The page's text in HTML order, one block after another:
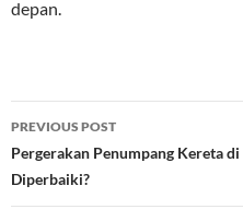
depan.
Post
navigation
PREVIOUS POST
Pergerakan Penumpang Kereta
Diperbaiki?